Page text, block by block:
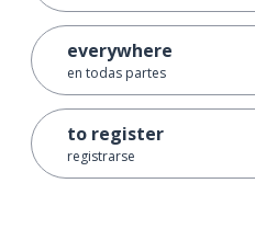
everywhere
en todas partes
to register
registrarse